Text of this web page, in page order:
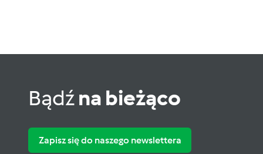
Bądźna bieżąco
Zapisz się do naszego newslettera